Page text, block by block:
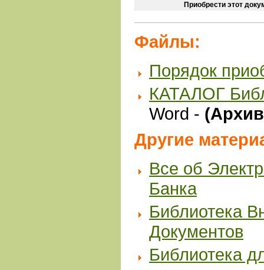
Приобрести этот
Файлы:
Порядок
КАТАЛОГ
Word -
Другие
Все об
Банка
Библиотека
Документов
Библиотека